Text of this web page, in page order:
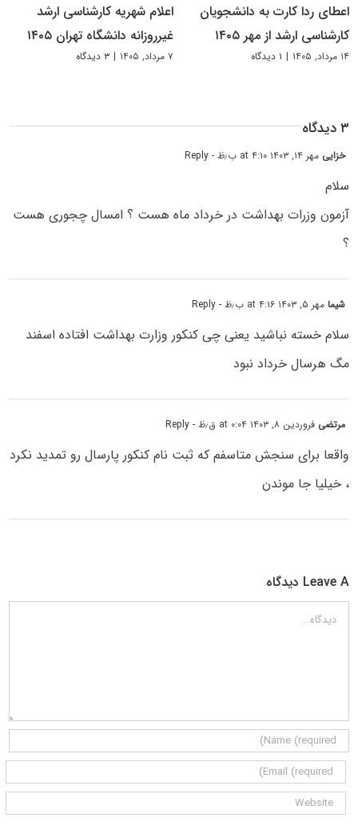
اعطای ردا کارت به دانشجویان
کارشناسی ارشد از مهر ۱۴۰۵
۱۴ مرداد, ۱۴۰۵ | ۱ دیدگاه
اعلام شهریه کارشناسی ارشد
غیرروزانه دانشگاه تهران ۱۴۰۵
۷ مرداد, ۱۴۰۵ | ۳ دیدگاه
۳ دیدگاه
خزایی مهر ۱۴, ۱۴۰۳ at ۴:۱۰ ب٫ظ - Reply
سلام
آزمون وزرات بهداشت در خرداد ماه هست ؟ امسال چجوری هست
؟
شیمامهر ۵, ۱۴۰۳ at ۴:۱۶ ب٫ظ - Reply
سلام خسته نباشید یعنی چی کنکور وزارت بهداشت افتاده اسفند
مگ هرسال خرداد نبود
مرتضی فروردین ۸, ۱۴۰۳ at ۰:۰۴ ق٫ظ - Reply
واقعا برای سنجش متاسفم که ثبت نام کنکور پارسال رو تمدید نکرد
، خیلیا جا موندن
Leave A دیدگاه
دیدگاه